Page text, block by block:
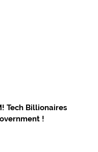
Tech Billionaires
!